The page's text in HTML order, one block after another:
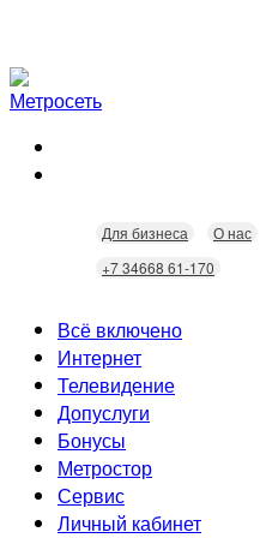
Для бизнеса
О нас
+7 34668 61-170
Всё включено
Интернет
Скорость
Безопасность
Wi-Fi
Технологии
Телевидение
Кабельное ТВ
Интерактивное ТВ
Допуслуги
Видеонаблюдение
Городские камеры
Домофония
Бонусы
Статусы
Бонусы
Скидки
Метростор
Сервис
Неисправности
Личный кабинет